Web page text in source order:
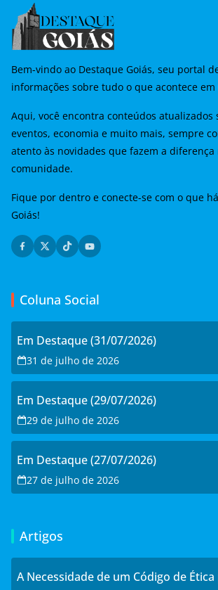
Bem-vindo ao Destaque Goiás, seu portal
informações sobre tudo o que acontece em
Aqui, você encontra conteúdos atualizados
eventos, economia e muito mais, sempre
atento às novidades que fazem a diferença
comunidade.
Fique por dentro e conecte-se com o que
Goiás!
Coluna Social
Em Destaque (31/07/2026)
31 de julho de 2026
Em Destaque (29/07/2026)
29 de julho de 2026
Em Destaque (27/07/2026)
27 de julho de 2026
Artigos
A Necessidade de um Código de Ética